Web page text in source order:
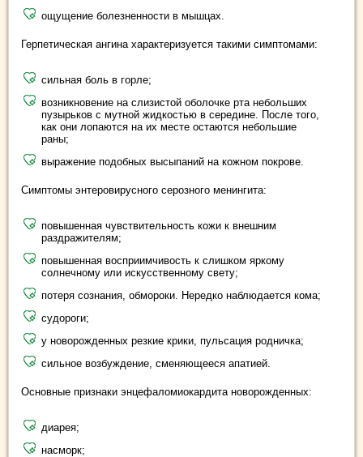
ощущение болезненности в мышцах.
Герпетическая ангина характеризуется такими симптомами:
сильная боль в горле;
возникновение на слизистой оболочке рта небольших
пузырьков с мутной жидкостью в середине. После того,
как они лопаются на их месте остаются небольшие
раны;
выражение подобных высыпаний на кожном покрове.
Симптомы энтеровирусного серозного менингита:
повышенная чувствительность кожи к внешним
раздражителям;
повышенная восприимчивость к слишком яркому
солнечному или искусственному свету;
потеря сознания, обмороки. Нередко наблюдается кома;
судороги;
у новорожденных резкие крики, пульсация родничка;
сильное возбуждение, сменяющееся апатией.
Основные признаки энцефаломиокардита новорожденных:
диарея;
насморк;